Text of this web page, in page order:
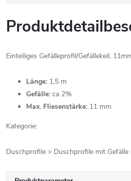
Einteiliges Gefälleprofil/Gefällekeil,
Länge: 1,5 m
Gefälle: ca 2%
Max. Fliesenstärke: 11 mm
Kategorie:
Duschprofile > Duschprofile mit Gefälle